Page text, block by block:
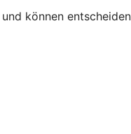
können